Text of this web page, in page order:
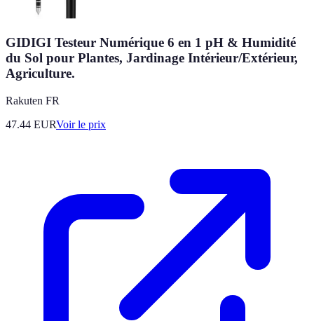
GIDIGI Testeur Numérique 6 en 1 pH & Humidité
du Sol pour Plantes, Jardinage Intérieur/Extérieur,
Agriculture.
Rakuten FR
47.44 EURVoir le prix